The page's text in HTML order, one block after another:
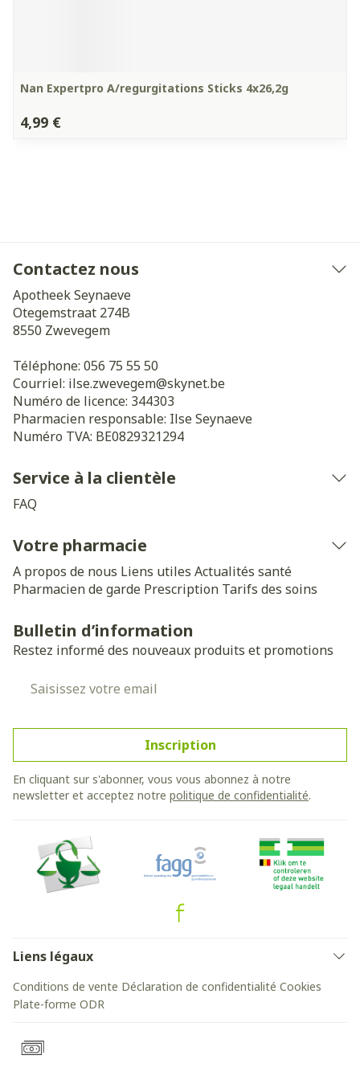
Nan Expertpro A/regurgitations Sticks 4x26,2g
4,99 €
Contactez nous
Apotheek Seynaeve
Otegemstraat 274B
8550 Zwevegem
Téléphone: 056 75 55 50
Courriel: ilse.zwevegem@skynet.be
Numéro de licence: 344303
Pharmacien responsable: Ilse Seynaeve
Numéro TVA: BE0829321294
Service à la clientèle
FAQ
Votre pharmacie
A propos de nous Liens utiles Actualités santé
Pharmacien de garde Prescription Tarifs des soins
Bulletin d’information
Restez informé des nouveaux produits et promotions
Inscription
En cliquant sur s'abonner, vous vous abonnez à notre
newsletter et acceptez notre politique de confidentialité.
Liens légaux
Conditions de vente Déclaration de confidentialité Cookies
Plate-forme ODR